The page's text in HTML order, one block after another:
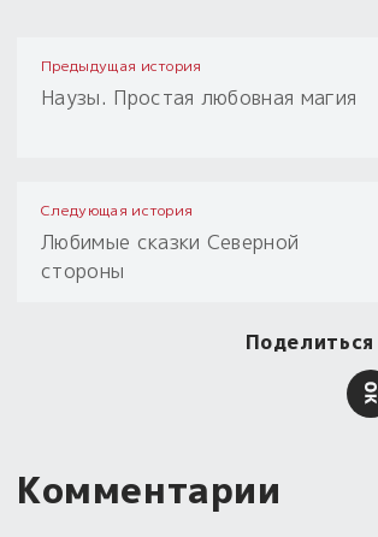
Предыдущая история
Наузы. Простая любовная магия
Следующая история
Любимые сказки Северной
стороны
Комментарии